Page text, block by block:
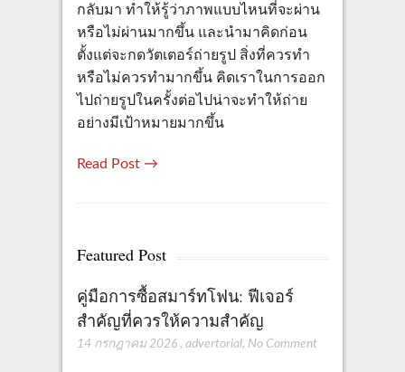
กลับมา ทำให้รู้ว่าภาพแบบไหนที่จะผ่าน
หรือไม่ผ่านมากขึ้น และนำมาคิดก่อน
ตั้งแต่จะกดวัตเตอร์ถ่ายรูป สิ่งที่ควรทำ
หรือไม่ควรทำมากขึ้น คิดเราในการออก
ไปถ่ายรูปในครั้งต่อไปน่าจะทำให้ถ่าย
อย่างมีเป้าหมายมากขึ้น
Read Post →
Featured Post
คู่มือการซื้อสมาร์ทโฟน: ฟีเจอร์
สำคัญที่ควรให้ความสำคัญ
14 กรกฎาคม 2026 , advertorial, No Comment